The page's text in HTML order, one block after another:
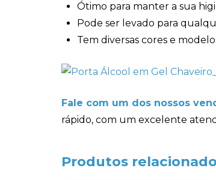
Ótimo para manter a sua
Pode ser levado para
Tem diversas cores e
Fale com um dos nossos
rápido, com um excelente
Produtos